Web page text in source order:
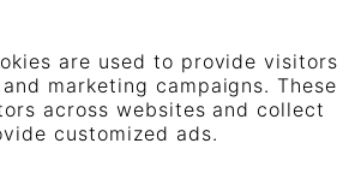
are used to provide visitors
marketing campaigns. These
across websites and collect
customized ads.